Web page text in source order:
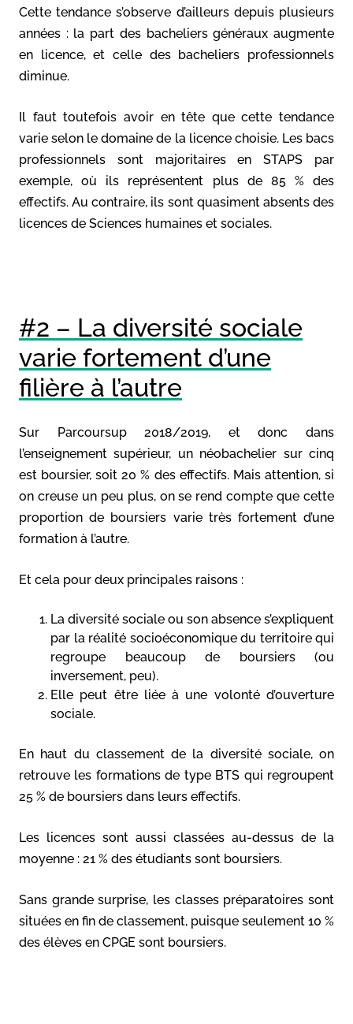
Cette tendance s’observe d’ailleurs depuis plusieurs
années : la part des bacheliers généraux augmente
en licence, et celle des bacheliers professionnels
diminue.
Il faut toutefois avoir en tête que cette tendance
varie selon le domaine de la licence choisie. Les bacs
professionnels sont majoritaires en STAPS par
exemple, où ils représentent plus de 85 % des
effectifs. Au contraire, ils sont quasiment absents des
licences de Sciences humaines et sociales.
#2 – La diversité sociale
varie fortement d’une
filière à l’autre
Sur Parcoursup 2018/2019, et donc dans
l’enseignement supérieur, un néobachelier sur cinq
est boursier, soit 20 % des effectifs. Mais attention, si
on creuse un peu plus, on se rend compte que cette
proportion de boursiers varie très fortement d’une
formation à l’autre.
Et cela pour deux principales raisons :
La diversité sociale ou son absence s’expliquent
par la réalité socioéconomique du territoire qui
regroupe beaucoup de boursiers (ou
inversement, peu).
Elle peut être liée à une volonté d’ouverture
sociale.
En haut du classement de la diversité sociale, on
retrouve les formations de type BTS qui regroupent
25 % de boursiers dans leurs effectifs.
Les licences sont aussi classées au-dessus de la
moyenne : 21 % des étudiants sont boursiers.
Sans grande surprise, les classes préparatoires sont
situées en fin de classement, puisque seulement 10 %
des élèves en CPGE sont boursiers.